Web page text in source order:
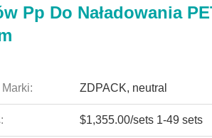
Pp Do Naładowania
ZDPACK, neutral
$1,355.00/sets 1-49 sets